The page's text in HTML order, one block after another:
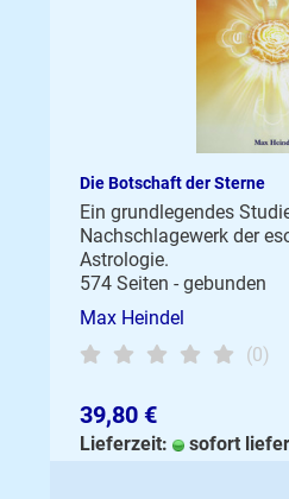
Die Botschaft der Sterne
Ein grundlegendes
Nachschlagewerk der
Astrologie.
574 Seiten - gebunden
Max Heindel
(0)
39,80 €
Lieferzeit:
sofort